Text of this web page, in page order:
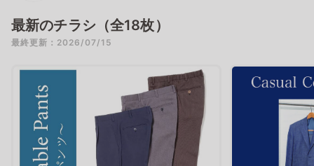
最新のチラシ（全18枚）
最終更新：2026/07/15